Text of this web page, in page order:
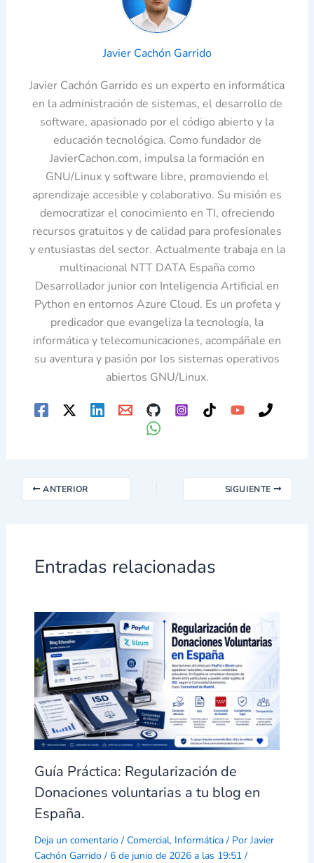
Javier Cachón Garrido
Javier Cachón Garrido es un experto en informática
en la administración de sistemas, el desarrollo de
software, apasionado por el código abierto y la
educación tecnológica. Como fundador de
JavierCachon.com, impulsa la formación en
GNU/Linux y software libre, promoviendo el
aprendizaje accesible y colaborativo. Su misión es
democratizar el conocimiento en TI, ofreciendo
recursos gratuitos y de calidad para profesionales
y entusiastas del sector. Actualmente trabaja en la
multinacional NTT DATA España como
Desarrollador junior con Inteligencia Artificial en
Python en entornos Azure Cloud. Es un profeta y
predicador que evangeliza la tecnología, la
informática y telecomunicaciones, acompáñale en
su aventura y pasión por los sistemas operativos
abiertos GNU/Linux.
ANTERIOR SIGUIENTE
Entradas relacionadas
Guía Práctica: Regularización de
Donaciones voluntarias a tu blog en
España.
Deja un comentario / Comercial, Informática/ Por Javier
Cachón Garrido / 6 de junio de 2026 a las 19:51 /